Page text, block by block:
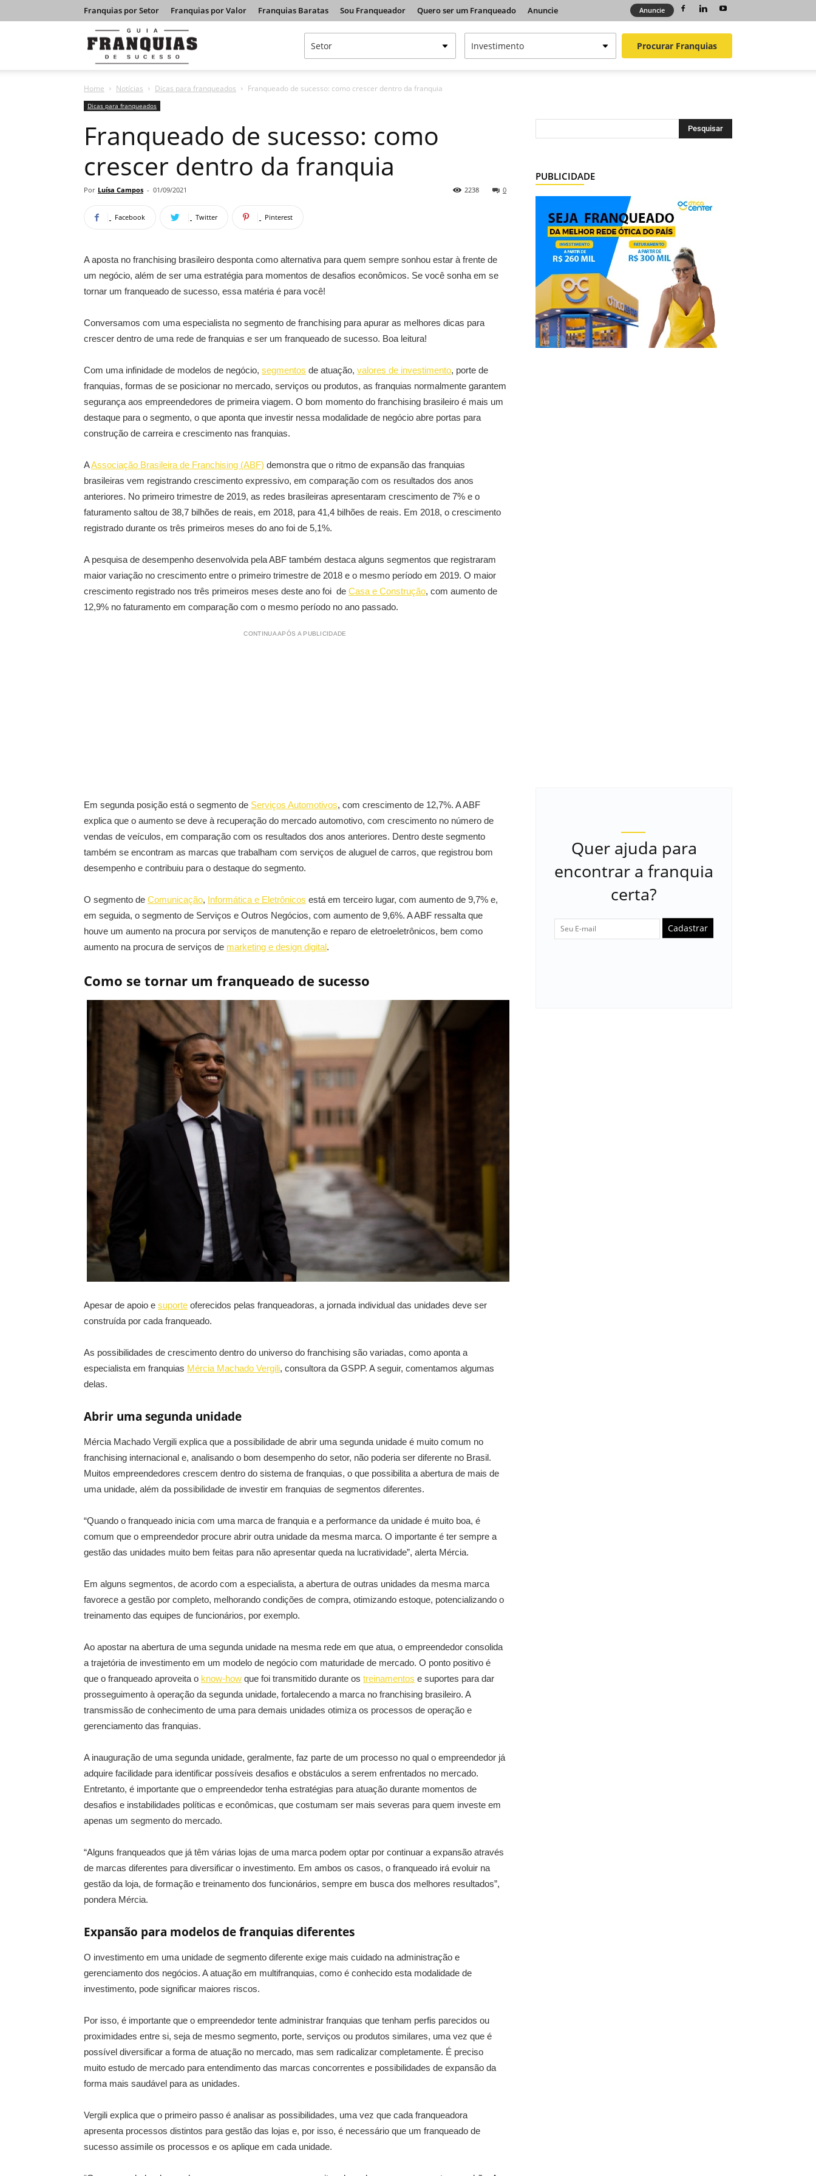
Franquias por Setor Franquias por Valor Franquias Baratas Sou Franqueador Quero ser um Franqueado Anuncie Anuncie
Franquias
de
Procurar Franquias
Home Notícias Dicas para franqueados Franqueado de sucesso: como crescer dentro da franquia
Dicas para franqueados
Franqueado de sucesso: como
crescer dentro da franquia
Por Luísa Campos - 01/09/2021 0
2238
Facebook Twitter Pinterest
A aposta no franchising brasileiro desponta como alternativa para quem sempre sonhou estar à frente de
um negócio, além de ser uma estratégia para momentos de desafios econômicos. Se você sonha em se
tornar um franqueado de sucesso, essa matéria é para você!
Conversamos com uma especialista no segmento de franchising para apurar as melhores dicas para
crescer dentro de uma rede de franquias e ser um franqueado de sucesso. Boa leitura!
Com uma infinidade de modelos de negócio, segmentos de atuação, valores de investimento, porte de
franquias, formas de se posicionar no mercado, serviços ou produtos, as franquias normalmente garantem
segurança aos empreendedores de primeira viagem. O bom momento do franchising brasileiro é mais um
destaque para o segmento, o que aponta que investir nessa modalidade de negócio abre portas para
construção de carreira e crescimento nas franquias.
AAssociação Brasileira de Franchising (ABF) demonstra que o ritmo de expansão das franquias
brasileiras vem registrando crescimento expressivo, em comparação com os resultados dos anos
anteriores. No primeiro trimestre de 2019, as redes brasileiras apresentaram crescimento de 7% e o
faturamento saltou de 38,7 bilhões de reais, em 2018, para 41,4 bilhões de reais. Em 2018, o crescimento
registrado durante os três primeiros meses do ano foi de 5,1%.
A pesquisa de desempenho desenvolvida pela ABF também destaca alguns segmentos que registraram
maior variação no crescimento entre o primeiro trimestre de 2018 e o mesmo período em 2019. O maior
crescimento registrado nos três primeiros meses deste ano foi de Casa e Construção, com aumento de
12,9% no faturamento em comparação com o mesmo período no ano passado.
CONTINUA APÓS A PUBLICIDADE
Em segunda posição está o segmento de Serviços Automotivos, com crescimento de 12,7%. A ABF
explica que o aumento se deve à recuperação do mercado automotivo, com crescimento no número de
vendas de veículos, em comparação com os resultados dos anos anteriores. Dentro deste segmento
também se encontram as marcas que trabalham com serviços de aluguel de carros, que registrou bom
desempenho e contribuiu para o destaque do segmento.
O segmento de Comunicação, Informática e Eletrônicos está em terceiro lugar, com aumento de 9,7% e,
em seguida, o segmento de Serviços e Outros Negócios, com aumento de 9,6%. A ABF ressalta que
houve um aumento na procura por serviços de manutenção e reparo de eletroeletrônicos, bem como
aumento na procura de serviços de marketing e design digital.
Como se tornar um franqueado de sucesso
Apesar de apoio e suporte oferecidos pelas franqueadoras, a jornada individual das unidades deve ser
construída por cada franqueado.
As possibilidades de crescimento dentro do universo do franchising são variadas, como aponta a
especialista em franquias Mércia Machado Vergili, consultora da GSPP. A seguir, comentamos algumas
delas.
Abrir uma segunda unidade
Mércia Machado Vergili explica que a possibilidade de abrir uma segunda unidade é muito comum no
franchising internacional e, analisando o bom desempenho do setor, não poderia ser diferente no Brasil.
Muitos empreendedores crescem dentro do sistema de franquias, o que possibilita a abertura de mais de
uma unidade, além da possibilidade de investir em franquias de segmentos diferentes.
“Quando o franqueado inicia com uma marca de franquia e a performance da unidade é muito boa, é
comum que o empreendedor procure abrir outra unidade da mesma marca. O importante é ter sempre a
gestão das unidades muito bem feitas para não apresentar queda na lucratividade”, alerta Mércia.
Em alguns segmentos, de acordo com a especialista, a abertura de outras unidades da mesma marca
favorece a gestão por completo, melhorando condições de compra, otimizando estoque, potencializando o
treinamento das equipes de funcionários, por exemplo.
Ao apostar na abertura de uma segunda unidade na mesma rede em que atua, o empreendedor consolida
a trajetória de investimento em um modelo de negócio com maturidade de mercado. O ponto positivo é
que o franqueado aproveita o know-how que foi transmitido durante os treinamentos e suportes para dar
prosseguimento à operação da segunda unidade, fortalecendo a marca no franchising brasileiro. A
transmissão de conhecimento de uma para demais unidades otimiza os processos de operação e
gerenciamento das franquias.
A inauguração de uma segunda unidade, geralmente, faz parte de um processo no qual o empreendedor já
adquire facilidade para identificar possíveis desafios e obstáculos a serem enfrentados no mercado.
Entretanto, é importante que o empreendedor tenha estratégias para atuação durante momentos de
desafios e instabilidades políticas e econômicas, que costumam ser mais severas para quem investe em
apenas um segmento do mercado.
“Alguns franqueados que já têm várias lojas de uma marca podem optar por continuar a expansão através
de marcas diferentes para diversificar o investimento. Em ambos os casos, o franqueado irá evoluir na
gestão da loja, de formação e treinamento dos funcionários, sempre em busca dos melhores resultados”,
pondera Mércia.
Expansão para modelos de franquias diferentes
O investimento em uma unidade de segmento diferente exige mais cuidado na administração e
gerenciamento dos negócios. A atuação em multifranquias, como é conhecido esta modalidade de
investimento, pode significar maiores riscos.
Por isso, é importante que o empreendedor tente administrar franquias que tenham perfis parecidos ou
proximidades entre si, seja de mesmo segmento, porte, serviços ou produtos similares, uma vez que é
possível diversificar a forma de atuação no mercado, mas sem radicalizar completamente. É preciso
muito estudo de mercado para entendimento das marcas concorrentes e possibilidades de expansão da
forma mais saudável para as unidades.
Vergili explica que o primeiro passo é analisar as possibilidades, uma vez que cada franqueadora
apresenta processos distintos para gestão das lojas e, por isso, é necessário que um franqueado de
sucesso assimile os processos e os aplique em cada unidade.
PUBLICIDADE
Quer ajuda para
encontrar a franquia
certa?
Cadastrar